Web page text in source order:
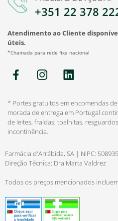
+351 22 378
Atendimento ao Cliente disponível
úteis.
*Chamada para rede fixa nacional
* Portes gratuitos em encomendas
morada de entrega em Portugal
de leites, fraldas, toalhitas,
incontinência.
Farmácia d'Arrábida, SA | NIPC:
Direção Técnica: Dra Marta Valdrez
Todos os preços mencionados